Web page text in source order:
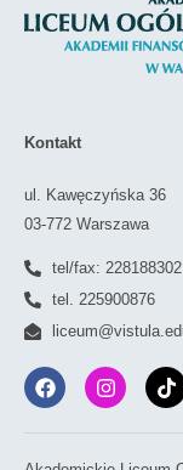
Kontakt
ul. Kawęczyńska 36
03-772 Warszawa
tel/fax: 228188302
tel. 225900876